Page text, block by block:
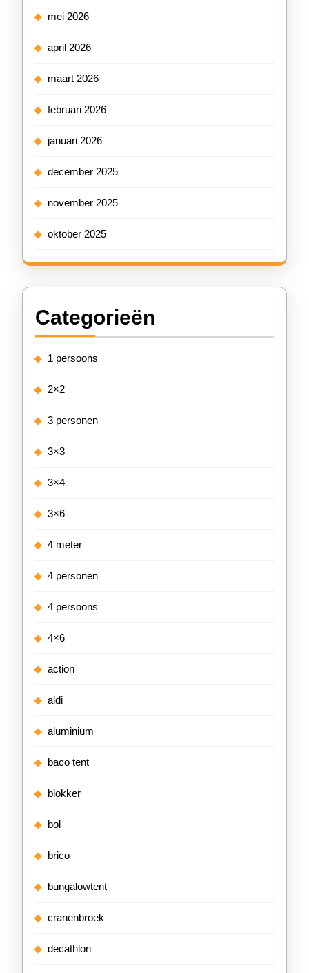
mei 2026
april 2026
maart 2026
februari 2026
januari 2026
december 2025
november 2025
oktober 2025
Categorieën
1 persoons
2×2
3 personen
3×3
3×4
3×6
4 meter
4 personen
4 persoons
4×6
action
aldi
aluminium
baco tent
blokker
bol
brico
bungalowtent
cranenbroek
decathlon